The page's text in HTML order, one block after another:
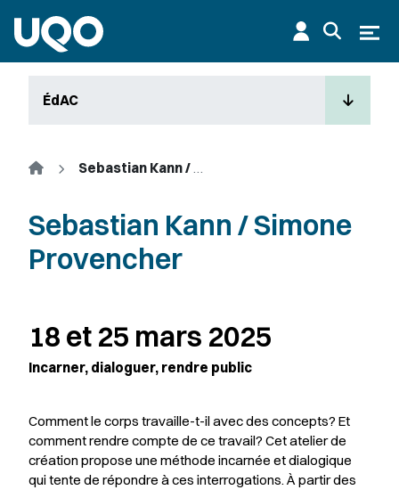
ÉdAC
Accueil Sebastian Kann / Simone Provencher
Sebastian Kann / Simone
Provencher
18 et 25 mars 2025
Incarner, dialoguer, rendre public
Comment le corps travaille-t-il avec des concepts? Et
comment rendre compte de ce travail? Cet atelier de
création propose une méthode incarnée et dialogique
qui tente de répondre à ces interrogations. À partir des